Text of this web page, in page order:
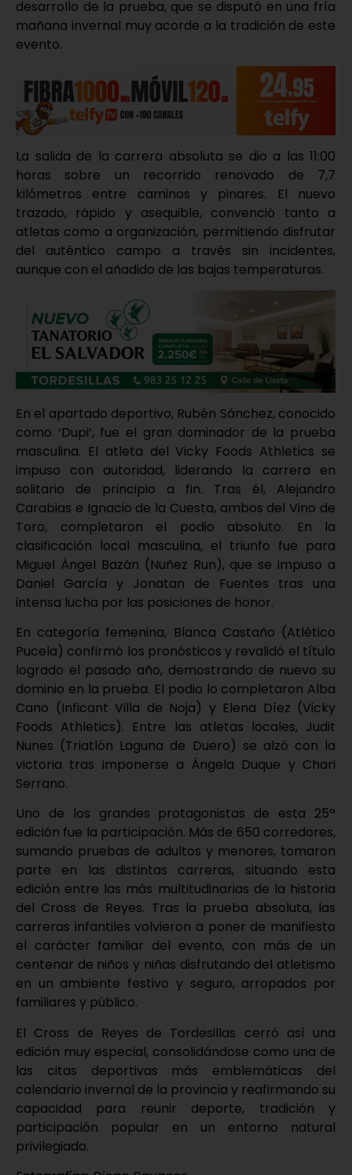
desarrollo de la prueba, que se disputó en una fría
mañana invernal muy acorde a la tradición de este
evento.
La salida de la carrera absoluta se dio a las 11:00
horas sobre un recorrido renovado de 7,7
kilómetros entre caminos y pinares. El nuevo
trazado, rápido y asequible, convenció tanto a
atletas como a organización, permitiendo disfrutar
del auténtico campo a través sin incidentes,
aunque con el añadido de las bajas temperaturas.
En el apartado deportivo, Rubén Sánchez, conocido
como ‘Dupi’, fue el gran dominador de la prueba
masculina. El atleta del Vicky Foods Athletics se
impuso con autoridad, liderando la carrera en
solitario de principio a fin. Tras él, Alejandro
Carabias e Ignacio de la Cuesta, ambos del Vino de
Toro, completaron el podio absoluto. En la
clasificación local masculina, el triunfo fue para
Miguel Ángel Bazán (Nuñez Run), que se impuso a
Daniel García y Jonatan de Fuentes tras una
intensa lucha por las posiciones de honor.
En categoría femenina, Blanca Castaño (Atlético
Pucela) confirmó los pronósticos y revalidó el título
logrado el pasado año, demostrando de nuevo su
dominio en la prueba. El podio lo completaron Alba
Cano (Inficant Villa de Noja) y Elena Díez (Vicky
Foods Athletics). Entre las atletas locales, Judit
Nunes (Triatlón Laguna de Duero) se alzó con la
victoria tras imponerse a Ángela Duque y Chari
Serrano.
Uno de los grandes protagonistas de esta 25ª
edición fue la participación. Más de 650 corredores,
sumando pruebas de adultos y menores, tomaron
parte en las distintas carreras, situando esta
edición entre las más multitudinarias de la historia
del Cross de Reyes. Tras la prueba absoluta, las
carreras infantiles volvieron a poner de manifiesto
el carácter familiar del evento, con más de un
centenar de niños y niñas disfrutando del atletismo
en un ambiente festivo y seguro, arropados por
familiares y público.
El Cross de Reyes de Tordesillas cerró así una
edición muy especial, consolidándose como una de
las citas deportivas más emblemáticas del
calendario invernal de la provincia y reafirmando su
capacidad para reunir deporte, tradición y
participación popular en un entorno natural
privilegiado.